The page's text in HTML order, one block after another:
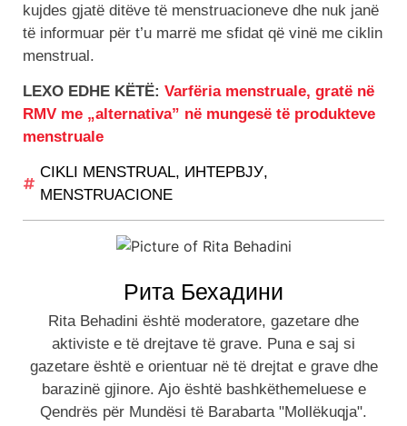
kujdes gjatë ditëve të menstruacioneve dhe nuk janë
të informuar për t’u marrë me sfidat që vinë me ciklin
menstrual.
LEXO EDHE KËTË: Varfëria menstruale, gratë në
RMV me „alternativa” në mungesë të produkteve
menstruale
CIKLI MENSTRUAL, ИНТЕРВЈУ,
MENSTRUACIONE
Рита Бехадини
Rita Behadini është moderatore, gazetare dhe
aktiviste e të drejtave të grave. Puna e saj si
gazetare është e orientuar në të drejtat e grave dhe
barazinë gjinore. Ajo është bashkëthemeluese e
Qendrës për Mundësi të Barabarta "Mollëkuqja".